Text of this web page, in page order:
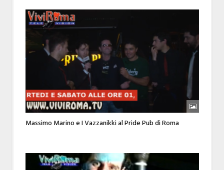
Massimo Marino e I Vazzanikki al Pride Pub di Roma